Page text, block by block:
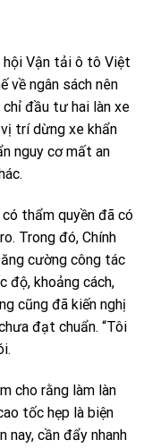
hội Vận tải ô tô Việt
về ngân sách nên
đầu tư hai làn xe
trí dừng xe khẩn
nguy cơ mất an
thẩm quyền đã có
Trong đó, Chính
cường công tác
độ, khoảng cách,
cũng đã kiến nghị
đạt chuẩn. “Tôi
cho rằng làm làn
tốc hẹp là biện
nay, cần đẩy nhanh